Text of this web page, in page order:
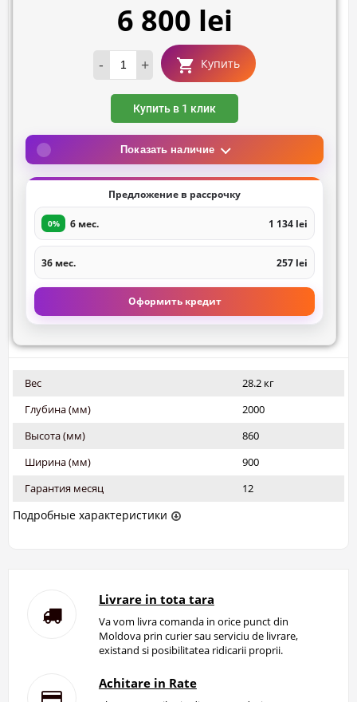
6 800 lei
- + Купить
Купить в 1 клик
Показать наличие
Предложение в рассрочку
0% 6 мес. 1 134 lei
36 мес. 257 lei
Оформить кредит
Вес
28.2 кг
Глубина (мм)
2000
Высота (мм)
860
Ширина (мм)
900
Гарантия месяц
12
Подробные характеристики
Livrare in tota tara
Va vom livra comanda in orice punct din
Moldova prin curier sau serviciu de livrare,
existand si posibilitatea ridicarii proprii.
Achitare in Rate